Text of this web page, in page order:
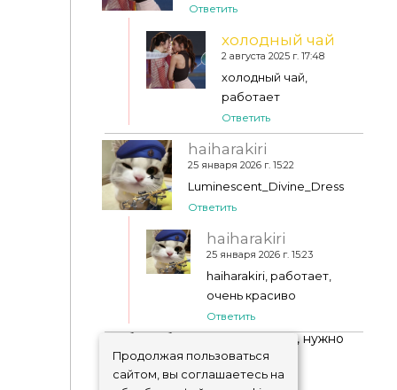
Ответить
холодный чай
2 августа 2025 г. 17:48
холодный чай,
работает
Ответить
haiharakiri
25 января 2026 г. 15:22
Luminescent_Divine_Dress
Ответить
haiharakiri
25 января 2026 г. 15:23
haiharakiri, работает,
очень красиво
Ответить
Чтобы добавить комментарий, нужно
авторизоваться !
Продолжая пользоваться
сайтом, вы соглашаетесь на